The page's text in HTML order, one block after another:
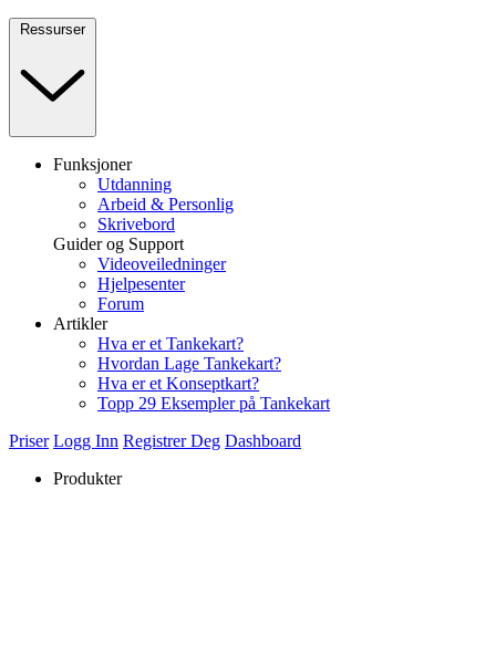
Ressurser
Funksjoner
Utdanning
Arbeid & Personlig
Skrivebord
Guider og Support
Videoveiledninger
Hjelpesenter
Forum
Artikler
Hva er et Tankekart?
Hvordan Lage Tankekart?
Hva er et Konseptkart?
Topp 29 Eksempler på Tankekart
Priser Logg Inn Registrer Deg Dashboard
Produkter